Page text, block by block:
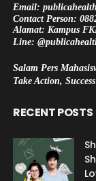
Email:
Contact Person:
Alamat: Kampus
Line:
Salam Pers
Take Action,
RECENT POSTS